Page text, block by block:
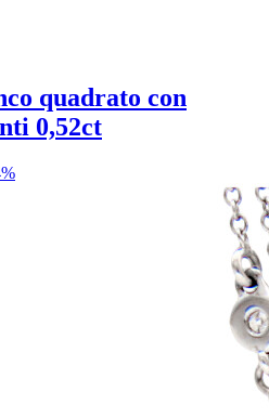
quadrato con
0,52ct